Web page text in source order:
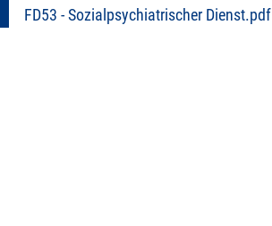
FD53 - Sozialpsychiatrischer Dienst.pdf